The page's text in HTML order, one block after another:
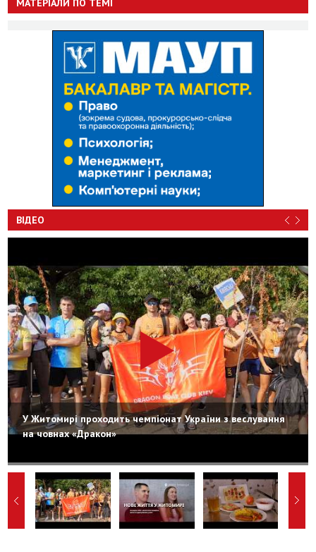
ВІДЕО
У Житомирі проходить чемпіонат України з веслування
на човнах «Дракон»